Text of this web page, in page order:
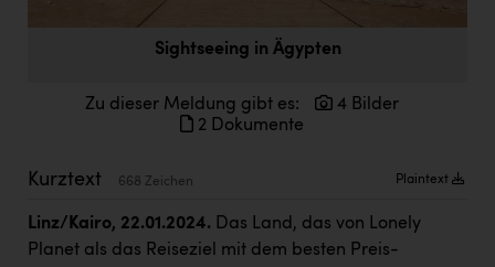
everfield
Fristads Austria
HIG Infomotion Group
Sightseeing in Ägypten
Zu dieser Meldung gibt es:
4 Bilder
2 Dokumente
Kurztext 668 Zeichen Plaintext
Linz/Kairo, 22.01.2024. Das Land, das von Lonely
Planet als das Reiseziel mit dem besten Preis-